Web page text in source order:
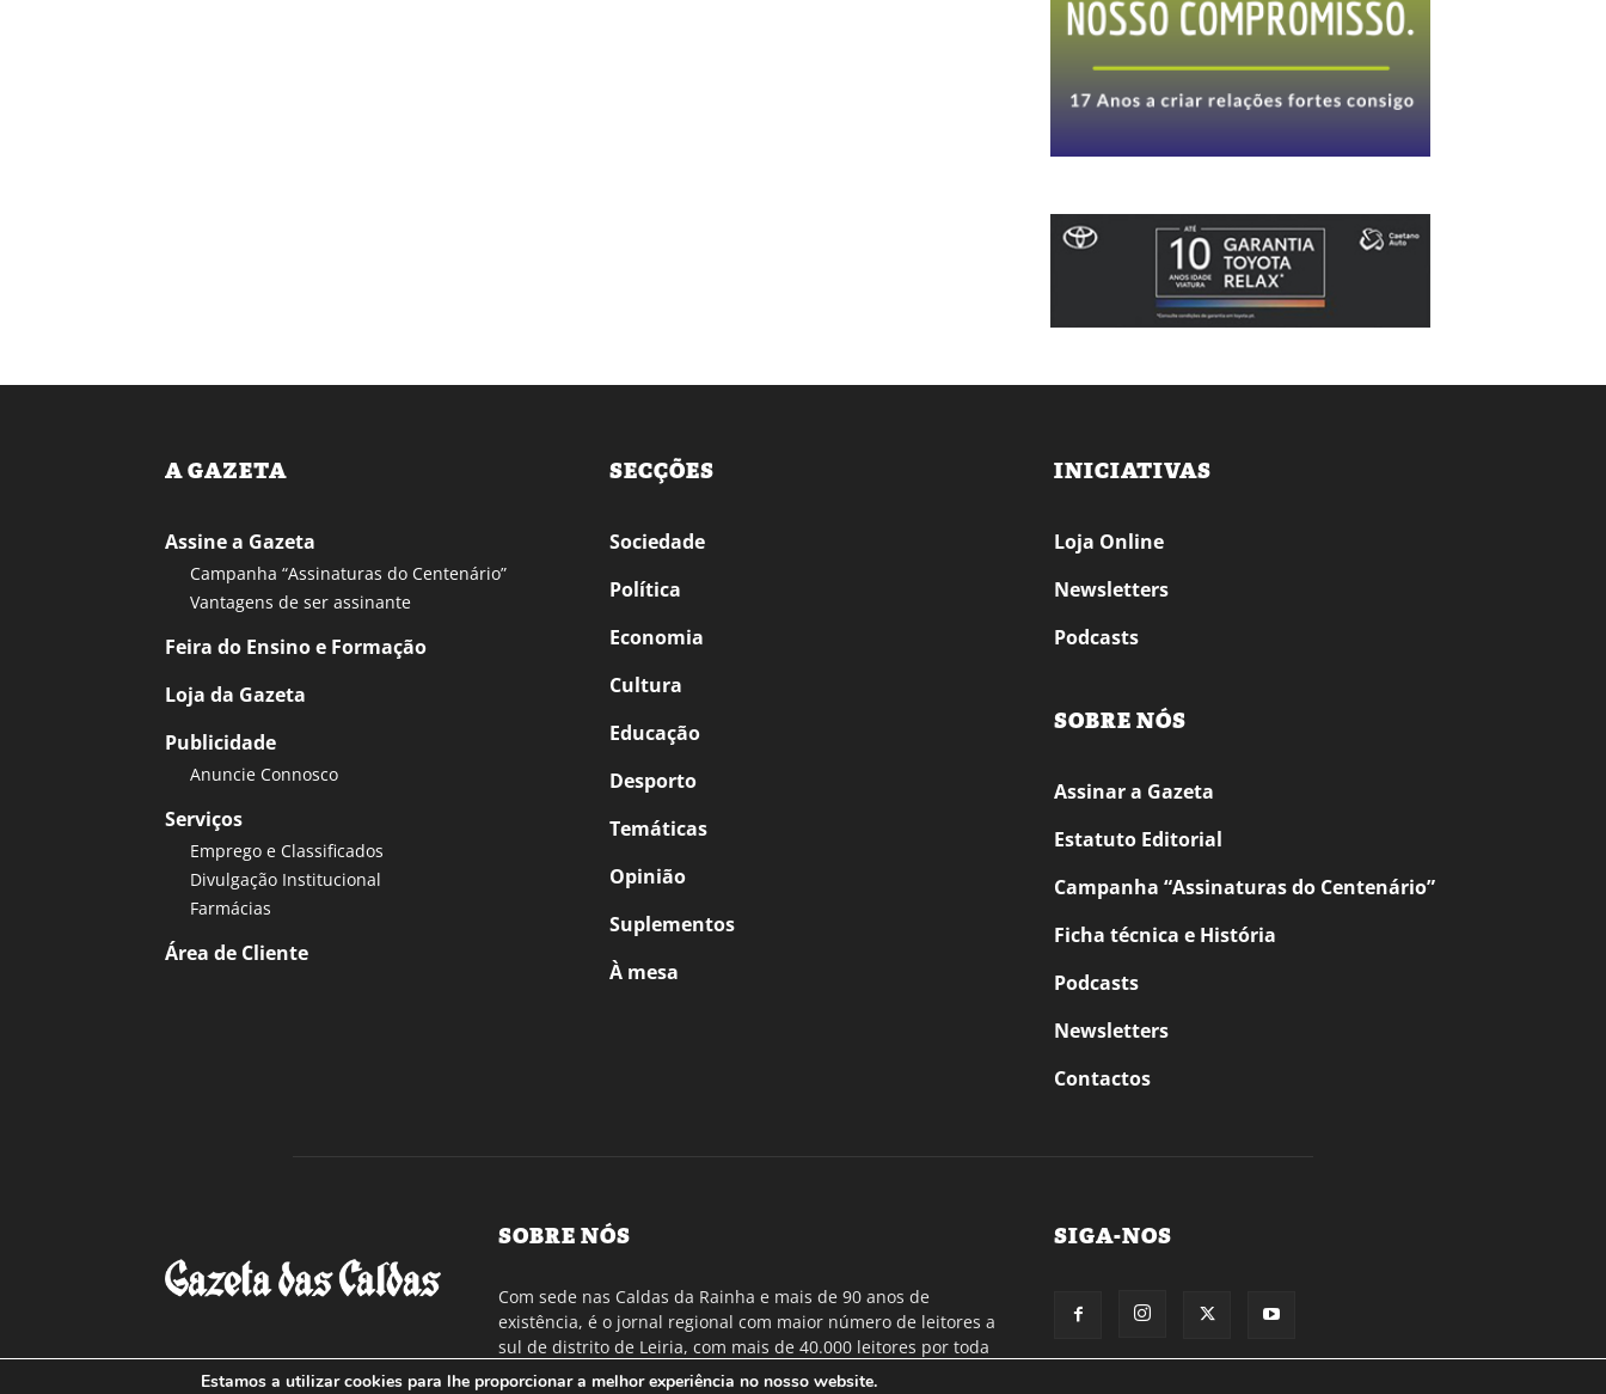
A GAZETA
Assine a Gazeta
Campanha “Assinaturas do Centenário”
Vantagens de ser assinante
Feira do Ensino e Formação
Loja da Gazeta
Publicidade
Anuncie Connosco
Serviços
Emprego e Classificados
Divulgação Institucional
Farmácias
Área de Cliente
SECÇÕES
Sociedade
Política
Economia
Cultura
Educação
Desporto
Temáticas
Opinião
Suplementos
À mesa
INICIATIVAS
Loja Online
Newsletters
Podcasts
SOBRE NÓS
Assinar a Gazeta
Estatuto Editorial
Campanha “Assinaturas do Centenário”
Ficha técnica e História
Podcasts
Newsletters
Contactos
SOBRE NÓS
Com sede nas Caldas da Rainha e mais de 90 anos de
existência, é o jornal regional com maior número de leitores a
sul de distrito de Leiria, com mais de 40.000 leitores por toda
a região Oeste. Jornal com distribuição em Portugal
SIGA-NOS
Estamos a utilizar cookies para lhe proporcionar a melhor experiência no nosso website.